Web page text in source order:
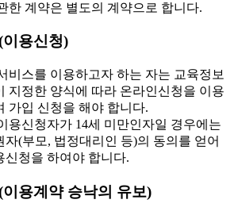
한 계약은 별도의 계약으로 합니다.
용신청)
비스를 이용하고자 하는 자는 교육정보
지정한 양식에 따라 온라인신청을 이용
가입 신청을 해야 합니다.
용신청자가 14세 미만인자일 경우에는
자(부모, 법정대리인 등)의 동의를 얻어
신청을 하여야 합니다.
이용계약 승낙의 유보)